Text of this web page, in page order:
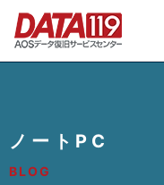
ノートPC
BLOG